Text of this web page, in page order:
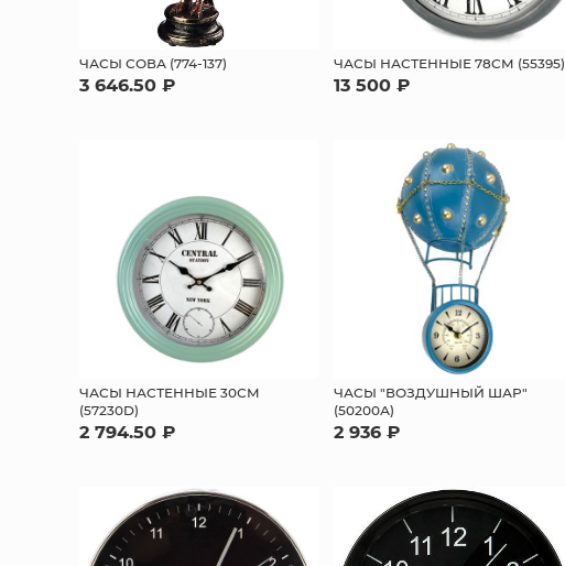
ЧАСЫ СОВА (774-137)
3 646.50 ₽
ЧАСЫ НАСТЕННЫЕ 78СМ (55395)
13 500 ₽
ЧАСЫ НАСТЕННЫЕ 30СМ
(57230D)
2 794.50 ₽
ЧАСЫ "ВОЗДУШНЫЙ ШАР"
(50200А)
2 936 ₽